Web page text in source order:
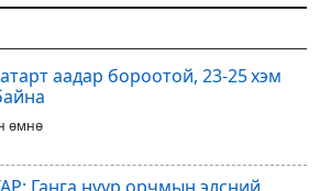
адаг
оруулагчдад худалдах
шийдвэрлэснээ ФИФА-гийн
ерөнхийлөгч Жанни
аадар бороотой, 23-25 хэм
өмнө